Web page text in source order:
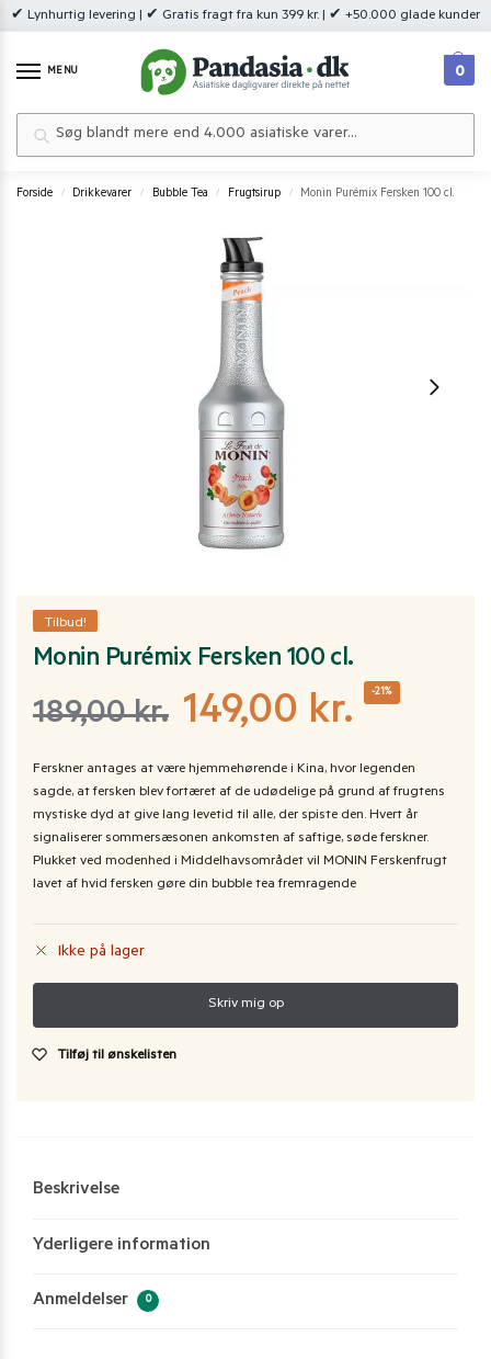
✔ Lynhurtig levering | ✔ Gratis fragt fra kun 399 kr. | ✔ +50.000 glade kunder
MENU 0
Forside / Drikkevarer / Bubble Tea / Frugtsirup / Monin Purémix Fersken 100 cl.
Tilbud!
Monin Purémix Fersken 100 cl.
189,00kr. 149,00 kr. -21%
Ferskner antages at være hjemmehørende i Kina, hvor legenden
sagde, at fersken blev fortæret af de udødelige på grund af frugtens
mystiske dyd at give lang levetid til alle, der spiste den. Hvert år
signaliserer sommersæsonen ankomsten af ​​saftige, søde ferskner.
Plukket ved modenhed i Middelhavsområdet vil MONIN Ferskenfrugt
lavet af hvid fersken gøre din bubble tea fremragende
Ikke på lager
Tilføj til ønskelisten
Beskrivelse
Yderligere information
Anmeldelser 0